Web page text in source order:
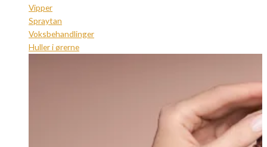
Vipper
Spraytan
Voksbehandlinger
Huller i ørerne